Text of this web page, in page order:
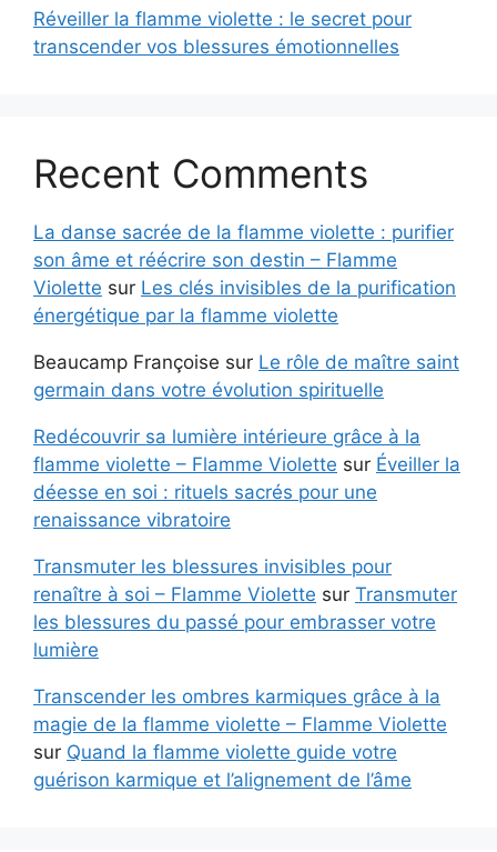
Réveiller la flamme violette : le secret pour
transcender vos blessures émotionnelles
Recent Comments
La danse sacrée de la flamme violette : purifier
son âme et réécrire son destin – Flamme
Violette sur Les clés invisibles de la purification
énergétique par la flamme violette
Beaucamp Françoise sur Le rôle de maître saint
germain dans votre évolution spirituelle
Redécouvrir sa lumière intérieure grâce à la
flamme violette – Flamme Violette sur Éveiller la
déesse en soi : rituels sacrés pour une
renaissance vibratoire
Transmuter les blessures invisibles pour
renaître à soi – Flamme Violette sur Transmuter
les blessures du passé pour embrasser votre
lumière
Transcender les ombres karmiques grâce à la
magie de la flamme violette – Flamme Violette
sur Quand la flamme violette guide votre
guérison karmique et l’alignement de l’âme